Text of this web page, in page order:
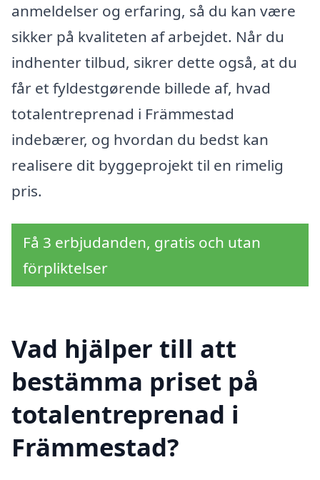
anmeldelser og erfaring, så du kan være
sikker på kvaliteten af arbejdet. Når du
indhenter tilbud, sikrer dette også, at du
får et fyldestgørende billede af, hvad
totalentreprenad i Främmestad
indebærer, og hvordan du bedst kan
realisere dit byggeprojekt til en rimelig
pris.
Få 3 erbjudanden, gratis och utan
förpliktelser
Vad hjälper till att
bestämma priset på
totalentreprenad i
Främmestad?